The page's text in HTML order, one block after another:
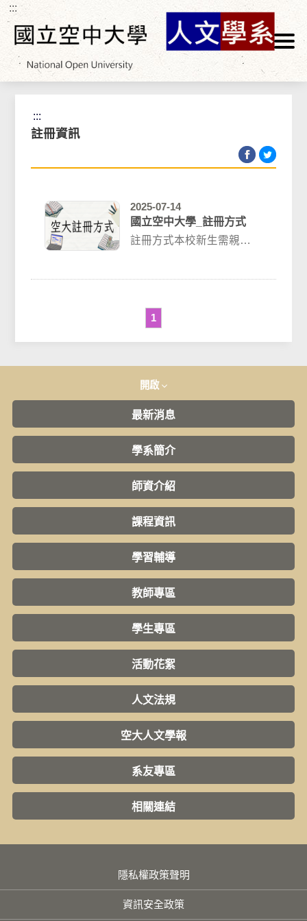
跳到主要內容區塊
:::
首頁>學生專區 >註冊選課 > 註冊資訊
:::
註冊資訊
2025-07-14
國立空中大學_註冊方式
註冊方式本校新生需親自
1
開啟
最新消息
學系簡介
師資介紹
課程資訊
學習輔導
教師專區
學生專區
活動花絮
人文法規
空大人文學報
系友專區
相關連結
隱私權政策聲明
資訊安全政策